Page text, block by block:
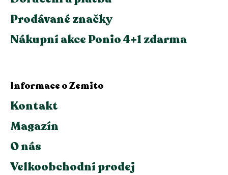
Prodávané značky
Nákupní akce Ponio 4+1 zdarma
Informace o Zemito
Kontakt
Magazín
O nás
Velkoobchodní prodej